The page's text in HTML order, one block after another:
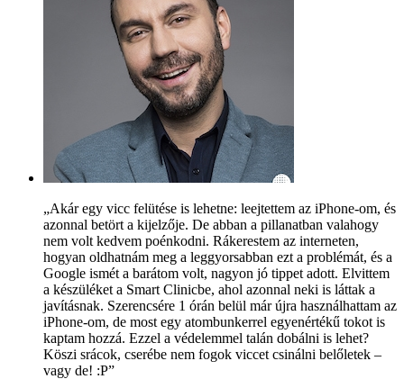
„Akár egy vicc felütése is lehetne: leejtettem az iPhone-om, és
azonnal betört a kijelzője. De abban a pillanatban valahogy
nem volt kedvem poénkodni. Rákerestem az interneten,
hogyan oldhatnám meg a leggyorsabban ezt a problémát, és a
Google ismét a barátom volt, nagyon jó tippet adott. Elvittem
a készüléket a Smart Clinicbe, ahol azonnal neki is láttak a
javításnak. Szerencsére 1 órán belül már újra használhattam az
iPhone-om, de most egy atombunkerrel egyenértékű tokot is
kaptam hozzá. Ezzel a védelemmel talán dobálni is lehet?
Köszi srácok, cserébe nem fogok viccet csinálni belőletek –
vagy de! :P”